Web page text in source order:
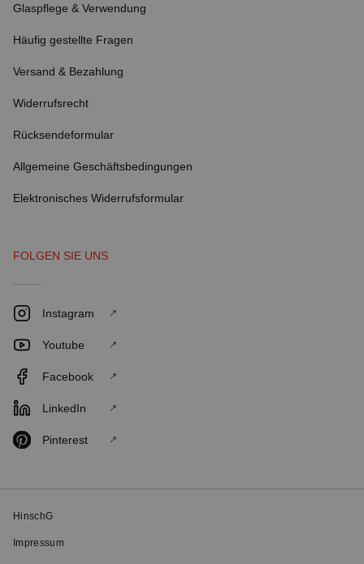
Glaspflege & Verwendung
Häufig gestellte Fragen
Versand & Bezahlung
Widerrufsrecht
Rücksendeformular
Allgemeine Geschäftsbedingungen
Elektronisches Widerrufsformular
FOLGEN SIE UNS
Instagram
Youtube
Facebook
LinkedIn
Pinterest
HinschG
Impressum